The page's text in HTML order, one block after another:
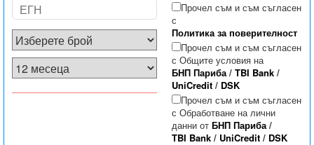
Прочел съм и съм съгласен
с
Политика за поверителност
Прочел съм и съм съгласен
с Общите условия на
БНП Париба/ TBI Bank/
UniCredit/ DSK
Прочел съм и съм съгласен
с Обработване на лични
данни от БНП Париба/
TBI Bank/ UniCredit/ DSK